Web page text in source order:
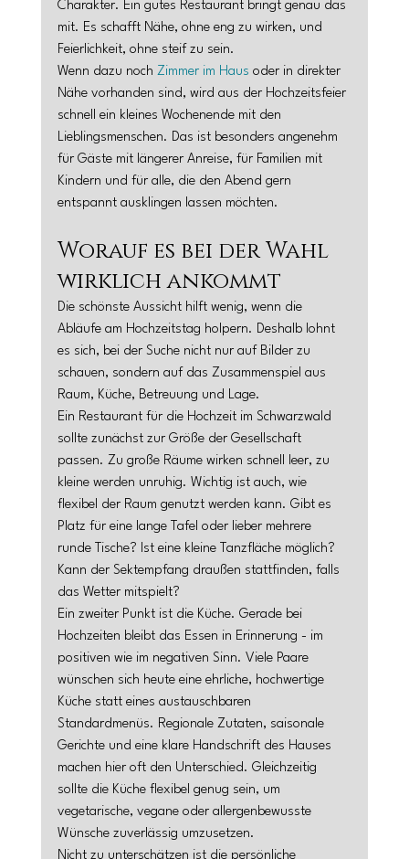
Charakter. Ein gutes Restaurant bringt genau das
mit. Es schafft Nähe, ohne eng zu wirken, und
Feierlichkeit, ohne steif zu sein.
Wenn dazu noch Zimmer im Haus oder in direkter
Nähe vorhanden sind, wird aus der Hochzeitsfeier
schnell ein kleines Wochenende mit den
Lieblingsmenschen. Das ist besonders angenehm
für Gäste mit längerer Anreise, für Familien mit
Kindern und für alle, die den Abend gern
entspannt ausklingen lassen möchten.
Worauf es bei der Wahl
wirklich ankommt
Die schönste Aussicht hilft wenig, wenn die
Abläufe am Hochzeitstag holpern. Deshalb lohnt
es sich, bei der Suche nicht nur auf Bilder zu
schauen, sondern auf das Zusammenspiel aus
Raum, Küche, Betreuung und Lage.
Ein Restaurant für die Hochzeit im Schwarzwald
sollte zunächst zur Größe der Gesellschaft
passen. Zu große Räume wirken schnell leer, zu
kleine werden unruhig. Wichtig ist auch, wie
flexibel der Raum genutzt werden kann. Gibt es
Platz für eine lange Tafel oder lieber mehrere
runde Tische? Ist eine kleine Tanzfläche möglich?
Kann der Sektempfang draußen stattfinden, falls
das Wetter mitspielt?
Ein zweiter Punkt ist die Küche. Gerade bei
Hochzeiten bleibt das Essen in Erinnerung - im
positiven wie im negativen Sinn. Viele Paare
wünschen sich heute eine ehrliche, hochwertige
Küche statt eines austauschbaren
Standardmenüs. Regionale Zutaten, saisonale
Gerichte und eine klare Handschrift des Hauses
machen hier oft den Unterschied. Gleichzeitig
sollte die Küche flexibel genug sein, um
vegetarische, vegane oder allergenbewusste
Wünsche zuverlässig umzusetzen.
Nicht zu unterschätzen ist die persönliche